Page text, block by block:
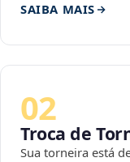
SAIBA MAIS
02
Troca de
Sua torneira está